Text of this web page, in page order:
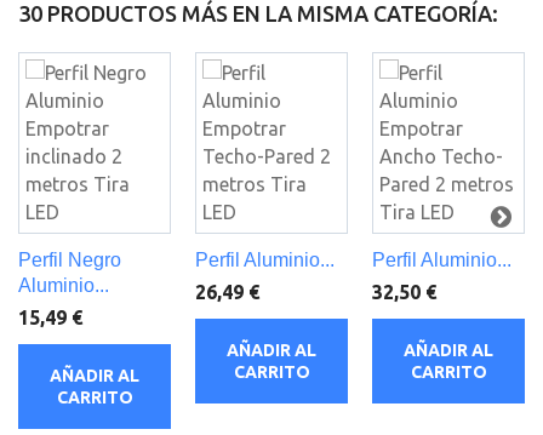
30 PRODUCTOS MÁS EN LA MISMA CATEGORÍA:
Perfil Negro
Aluminio...
15,49 €
AÑADIR AL
CARRITO
Perfil Aluminio...
26,49 €
AÑADIR AL
CARRITO
Perfil Aluminio...
32,50 €
AÑADIR AL
CARRITO